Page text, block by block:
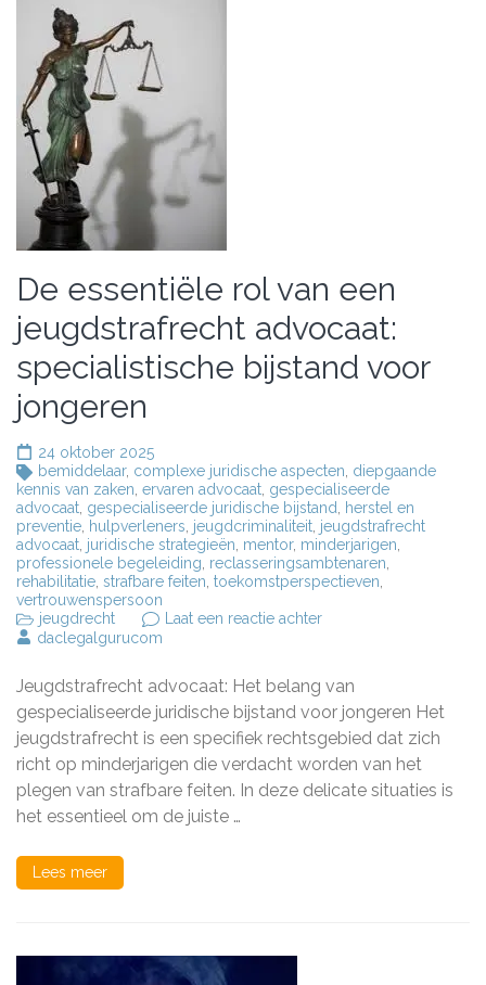
De essentiële rol van een
jeugdstrafrecht advocaat:
specialistische bijstand voor
jongeren
24 oktober 2025
bemiddelaar, complexe juridische aspecten diepgaande
kennis van zaken ervaren advocaat gespecialiseerde
advocaat gespecialiseerde juridische bijstand
herstel en
preventie hulpverleners jeugdcriminaliteit jeugdstrafrecht
advocaat juridische strategieën mentor, minderjarigen
professionele begeleiding reclasseringsambtenaren
rehabilitatie strafbare feiten toekomstperspectieven
vertrouwenspersoon
jeugdrecht
Laat een reactie achterop
van
een
jeugdstrafrecht
advocaat:
specialistische
bijstand
voor
daclegalgurucom
Jeugdstrafrecht advocaat: Het belang van
gespecialiseerde juridische bijstand voor jongeren Het
jeugdstrafrecht is een specifiek rechtsgebied dat zich
richt op minderjarigen die verdacht worden van het
plegen van strafbare feiten. In deze delicate situaties is
het essentieel om de juiste …
Lees meer